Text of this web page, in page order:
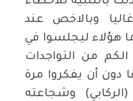
وبالاخص عند
هؤلاء ليجلسوا في
من التواجدات
دون أن يفكروا مرة
وشجاعته